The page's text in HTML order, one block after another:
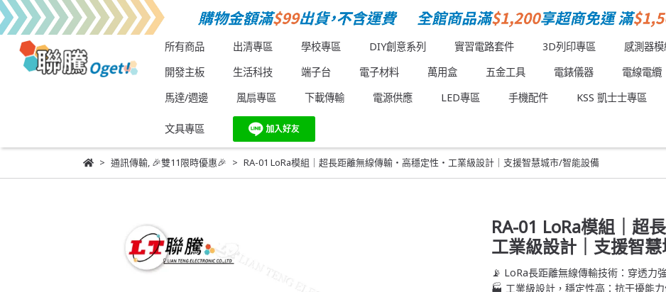
所有商品 出清專區 學校專區 DIY創意系列 實習電路套件 3D列印專區 感測器
開發主板
生活科技 端子台 電子材料 萬用盒 五金工具 電錶儀器 電線電纜
馬達/週邊
風扇專區 下載傳輸 電源供應 LED專區 手機配件 KSS 凱士士專區
文具專區
通訊傳輸, 🎉雙11限時優惠🎉 RA-01 LoRa模組｜超長距離無線傳輸・高穩定性・工業級設計｜支援智慧城市/智能設備
RA-01 LoRa模組｜超
工業級設計｜支援智
📡 LoRa長距離無線傳輸技術：穿透力
🏭 工業級設計，穩定性高：抗干擾能